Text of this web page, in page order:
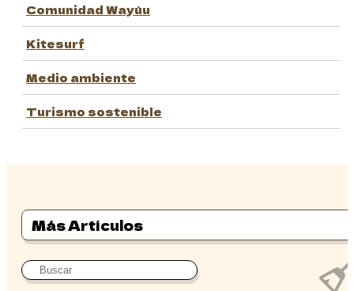
Comunidad Wayúu
Kitesurf
Medio ambiente
Turismo sostenible
Más Artículos